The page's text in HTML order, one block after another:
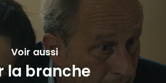
Voir aussi
la branche